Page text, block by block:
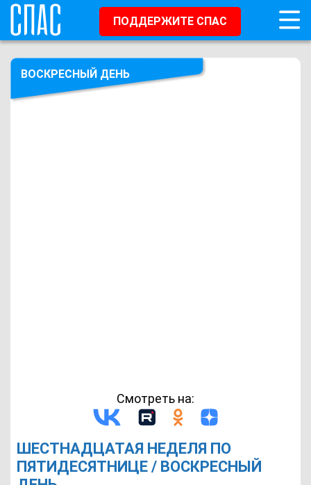
ПОДДЕРЖИТЕ СПАС
ВОСКРЕСНЫЙ ДЕНЬ
Смотреть на:
ШЕСТНАДЦАТАЯ НЕДЕЛЯ ПО
ПЯТИДЕСЯТНИЦЕ / ВОСКРЕСНЫЙ